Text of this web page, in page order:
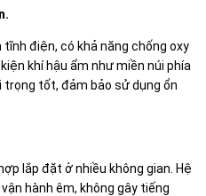
điện, có khả năng chống oxy
khí hậu ẩm như miền núi phía
trọng tốt, đảm bảo sử dụng ổn
lắp đặt ở nhiều không gian. Hệ
hành êm, không gây tiếng